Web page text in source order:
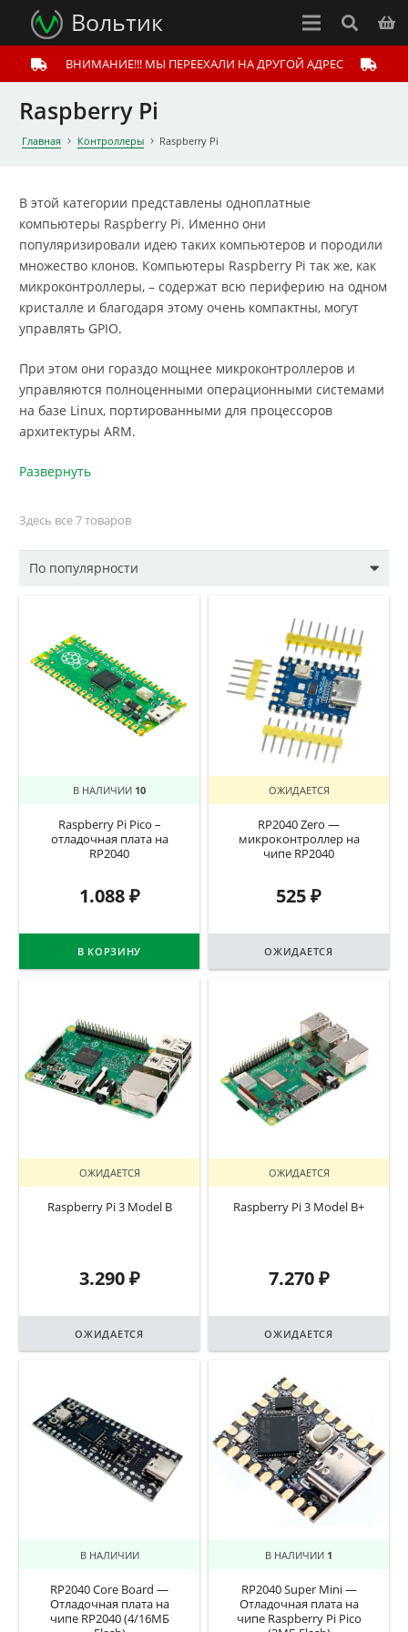
Вольтик
ВНИМАНИЕ!!! МЫ ПЕРЕЕХАЛИ НА ДРУГОЙ АДРЕС
Raspberry Pi
Главная Контроллеры Raspberry Pi
В этой категории представлены одноплатные
компьютеры Raspberry Pi. Именно они
популяризировали идею таких компьютеров и породили
множество клонов. Компьютеры Raspberry Pi так же, как
микроконтроллеры, – содержат всю периферию на одном
кристалле и благодаря этому очень компактны, могут
управлять GPIO.
При этом они гораздо мощнее микроконтроллеров и
управляются полноценными операционными системами
на базе Linux, портированными для процессоров
архитектуры ARM.
Развернуть
Здесь все 7 товаров
В НАЛИЧИИ 10
Raspberry Pi Pico –
отладочная плата на
RP2040
1.088₽
В КОРЗИНУ
ОЖИДАЕТСЯ
RP2040 Zero —
микроконтроллер на
чипе RP2040
525₽
ОЖИДАЕТСЯ
ОЖИДАЕТСЯ
Raspberry Pi 3 Model B
3.290₽
ОЖИДАЕТСЯ
ОЖИДАЕТСЯ
Raspberry Pi 3 Model B+
7.270₽
ОЖИДАЕТСЯ
В НАЛИЧИИ
RP2040 Core Board —
Отладочная плата на
чипе RP2040 (4/16МБ
В НАЛИЧИИ 1
RP2040 Super Mini —
Отладочная плата на
чипе Raspberry Pi Pico